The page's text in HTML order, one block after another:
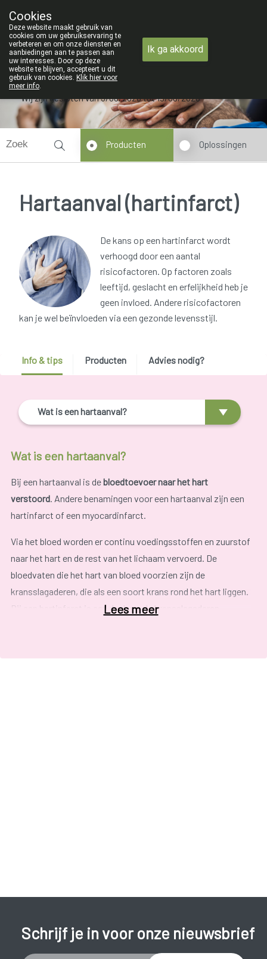
09 228 32 36
Wij zijn gesloten van 3/08/2026 tot 19/08/2026
Producten Oplossingen
Hartaanval (hartinfarct)
De kans op een hartinfarct wordt
verhoogd door een aantal
risicofactoren. Op factoren zoals
leeftijd, geslacht en erfelijkheid heb je
geen invloed. Andere risicofactoren
kan je wel beïnvloeden via een gezonde levensstijl.
Info & tips Producten Advies nodig?
Wat is een hartaanval?
Wat is een hartaanval?
Bij een hartaanval is debloedtoevoer naar het hart
verstoord. Andere benamingen voor een hartaanval zijn een
hartinfarct of een myocardinfarct.
Via het bloed worden er continu voedingsstoffen en zuurstof
naar het hart en de rest van het lichaam vervoerd. De
bloedvaten die het hart van bloed voorzien zijn de
kransslagaderen, die als een soort krans rond het hart liggen.
Bij een hartinfarct is een deel van de kransslagaderen
beschadigd is, pompt geen bloed meer door het lichaam.
infarct’.
Lees meer
Schrijf je in voor onze nieuwsbrief
Cookies
Deze website maakt gebruik van
cookies om uw gebruikservaring te
verbeteren en om onze diensten en
aanbiedingen aan te passen aan
uw interesses. Door op deze
website te blijven, accepteert u dit
gebruik van cookies. Klik hier voor
meer info.
Ik ga akkoord